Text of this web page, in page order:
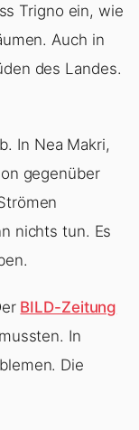
Trigno ein, wie
Auch in
des Landes.
In Nea Makri,
gegenüber
nichts tun. Es
BILD-Zeitung
In
Die